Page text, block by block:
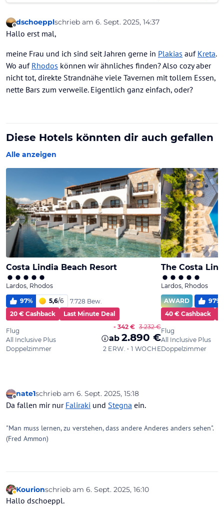
Offline
dschoepplschrieb am 6. Sept. 2025, 14:37
zuletzt editiert von
Hallo erst mal,
meine Frau und ich sind seit Jahren gerne in Plakias auf Kreta.
Wo auf Rhodos können wir ähnliches finden? Also cozy aber
nicht tot, direkte Strandnähe viele Tavernen mit tollem Essen,
nette Bars zum verweile. Eigentlich ganz einfach, oder?
Offline
nate1schrieb am 6. Sept. 2025, 15:18
zuletzt editiert von
Da fallen mir nur Faliraki und Stegna ein.
"Man muss lernen, zu verstehen, dass andere Anderes anders sehen".
(Fred Ammon)
Abwesend
Kourionschrieb am 6. Sept. 2025, 16:10
zuletzt editiert von Kourion9. Juni 2025, 16:35
Hallo dschoeppl.